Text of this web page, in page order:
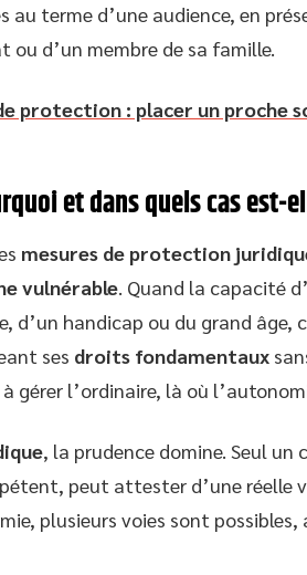
au terme d’une audience, en
ou d’un membre de sa famille.
protection : placer un proche
et dans quels cas est-
mesures de protection
vulnérable. Quand la capacité
d’un handicap ou du grand âge,
ses droits fondamentaux
gérer l’ordinaire, là où
, la prudence domine. Seul
peut attester d’une réelle
plusieurs voies sont possibles,